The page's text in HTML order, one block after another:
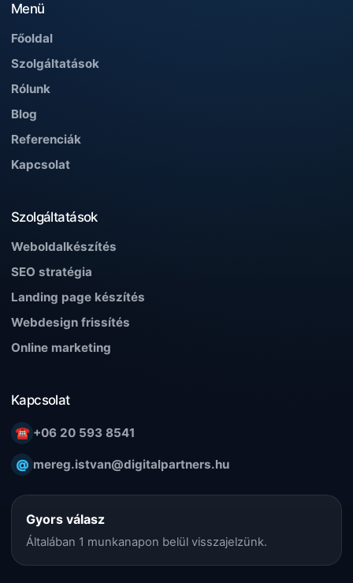
Menü
Főoldal
Szolgáltatások
Rólunk
Blog
Referenciák
Kapcsolat
Szolgáltatások
Weboldalkészítés
SEO stratégia
Landing page készítés
Webdesign frissítés
Online marketing
Kapcsolat
☎ +06 20 593 8541
@ mereg.istvan@digitalpartners.hu
Gyors válasz
Általában 1 munkanapon belül visszajelzünk.